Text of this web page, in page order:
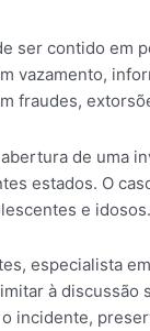
ser contido em
vazamento,
fraudes,
de uma
estados. O
e idosos.
especialista
à
incidente,